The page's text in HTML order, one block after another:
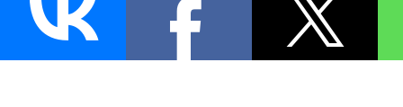
AUTO BLOKIRATOR
+7 (495) 255-04-60 ПОИСК ЗАМКА УСТАНОВКА